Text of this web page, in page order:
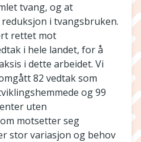
tvang, og at
i tvangsbruken.
rettet mot
i hele landet, for å
i dette arbeidet. Vi
82 vedtak som
og 99
uten
motsetter seg
stor variasjon og behov